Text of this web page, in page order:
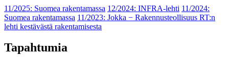
11/2025: Suomea rakentamassa 12/2024: INFRA-lehti 11/2024:
Suomea rakentamassa 11/2023: Jokka − Rakennusteollisuus RT:n
lehti kestävästä rakentamisesta
Tapahtumia